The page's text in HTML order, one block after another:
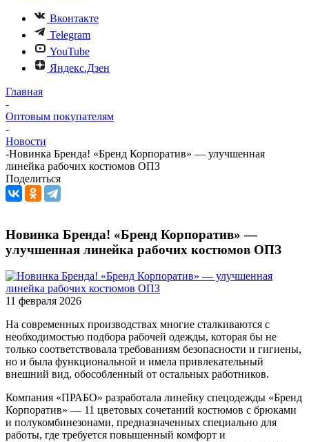
Вконтакте
Telegram
YouTube
Яндекс.Дзен
Главная
-
Оптовым покупателям
-
Новости
-Новинка Бренда! «Бренд Корпоратив» — улучшенная
линейка рабочих костюмов ОПЗ
Поделиться
Новинка Бренда! «Бренд Корпоратив» —
улучшенная линейка рабочих костюмов ОПЗ
11 февраля 2026
На современных производствах многие сталкиваются с
необходимостью подбора рабочей одежды, которая бы не
только соответствовала требованиям безопасности и гигиены,
но и была функциональной и имела привлекательный
внешний вид, обособленный от остальных работников.
Компания «ПРАБО» разработала линейку спецодежды «Бренд
Корпоратив» — 11 цветовых сочетаний костюмов с брюками
и полукомбинезонами, предназначенных специально для
работы, где требуется повышенный комфорт и